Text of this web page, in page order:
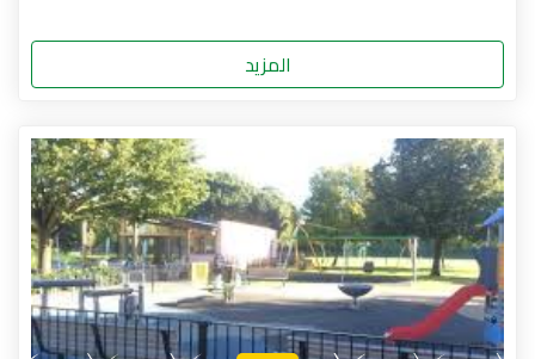
المزيد